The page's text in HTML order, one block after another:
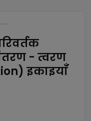
- त्वरण
इकाइयाँ